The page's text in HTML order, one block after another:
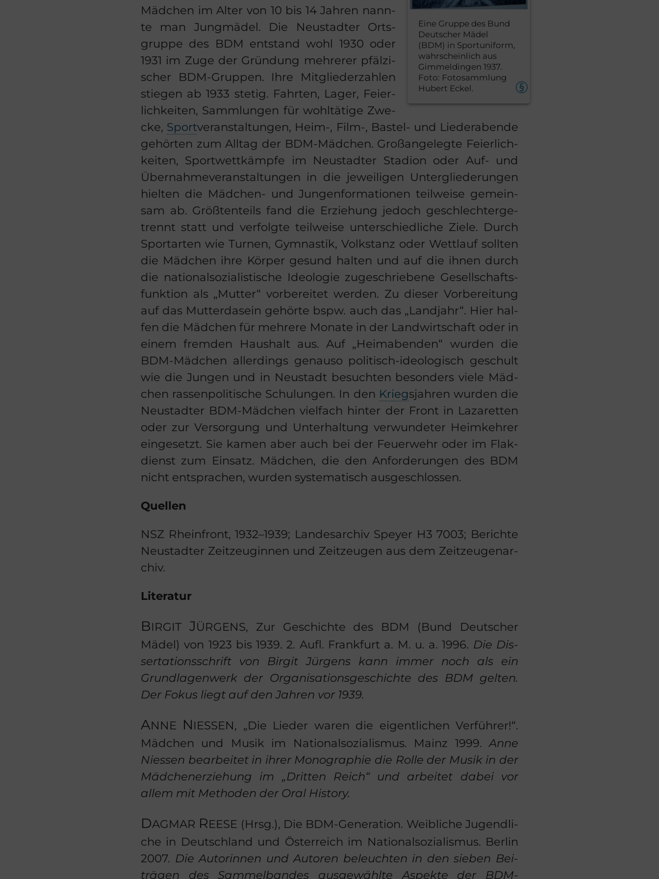
Eine Gruppe des Bund
Deutscher Mädel
(BDM) in Sportuniform,
wahrscheinlich aus
Gimmeldingen 1937.
Foto: Fotosammlung
Hubert Eckel.
Mäd­chen im Alter von 10 bis 14 Jah­ren nann­
te man Jung­mä­del. Die Neu­stad­ter Orts­
grup­pe des BDM ent­stand wohl 1930 oder
1931 im Zuge der Grün­dung meh­re­rer pfäl­zi­
scher BDM-​Gruppen. Ihre Mit­glie­der­zah­len
stie­gen ab 1933 ste­tig. Fahr­ten, Lager, Fei­er­
lich­kei­ten, Samm­lun­gen für wohl­tä­ti­ge Zwe­
cke, Sportver­an­stal­tun­gen, Heim-, Film-, Bastel-​ und Lie­der­aben­de
ge­hör­ten zum All­tag der BDM-​Mädchen. Groß­an­ge­leg­te Fei­er­lich­
kei­ten, Sport­wett­kämp­fe im Neu­stad­ter Sta­di­on oder Auf- und
Über­nah­me­ver­an­stal­tun­gen in die je­wei­li­gen Un­ter­glie­de­run­gen
hiel­ten die Mädchen-​ und Jun­gen­for­ma­tio­nen teil­wei­se ge­mein­
sam ab. Größ­ten­teils fand die Er­zie­hung je­doch ge­schlech­ter­ge­
trennt statt und ver­folg­te teil­wei­se un­ter­schied­li­che Ziele. Durch
Sport­ar­ten wie Tur­nen, Gym­nas­tik, Volks­tanz oder Wett­lauf soll­ten
die Mäd­chen ihre Kör­per ge­sund hal­ten und auf die ihnen durch
die na­tio­nal­so­zia­lis­ti­sche Ideo­lo­gie zu­ge­schrie­be­ne Ge­sell­schafts­
funk­ti­on als „Mut­ter“ vor­be­rei­tet wer­den. Zu die­ser Vor­be­rei­tung
auf das Mut­ter­da­sein ge­hör­te bspw. auch das „Land­jahr“. Hier hal­
fen die Mäd­chen für meh­re­re Mo­na­te in der Land­wirt­schaft oder in
einem frem­den Haus­halt aus. Auf „Heim­aben­den“ wur­den die
BDM-​Mädchen al­ler­dings ge­nau­so politisch-​ideologisch ge­schult
wie die Jun­gen und in Neu­stadt be­such­ten be­son­ders viele Mäd­
chen ras­sen­po­li­ti­sche Schu­lun­gen. In den Kriegsjah­ren wur­den die
Neu­stad­ter BDM-​Mädchen viel­fach hin­ter der Front in La­za­ret­ten
oder zur Ver­sor­gung und Un­ter­hal­tung ver­wun­de­ter Heim­keh­rer
ein­ge­setzt. Sie kamen aber auch bei der Feu­er­wehr oder im Flak­
dienst zum Ein­satz. Mäd­chen, die den An­for­de­run­gen des BDM
nicht ent­spra­chen, wur­den sys­te­ma­tisch aus­ge­schlos­sen.
Quel­len
NSZ Rhein­front, 1932–1939; Lan­des­ar­chiv Spey­er H3 7003; Be­rich­te
Neu­stad­ter Zeit­zeu­gin­nen und Zeit­zeu­gen aus dem Zeit­zeu­gen­ar­
chiv.
Li­te­ra­tur
BIR­GIT JÜR­GENS, Zur Ge­schich­te des BDM (Bund Deut­scher
Mädel) von 1923 bis 1939. 2. Aufl. Frank­furt a. M. u. a. 1996. Die Dis­
ser­ta­ti­ons­schrift von Bir­git Jür­gens kann immer noch als ein
Grund­la­gen­werk der Or­ga­ni­sa­ti­ons­ge­schich­te des BDM gel­ten.
Der Fokus liegt auf den Jah­ren vor 1939.
ANNE NIES­SEN, „Die Lie­der waren die ei­gent­li­chen Ver­füh­rer!“.
Mäd­chen und Musik im Na­tio­nal­so­zia­lis­mus. Mainz 1999.Anne
Nies­sen be­ar­bei­tet in ihrer Mo­no­gra­phie die Rolle der Musik in der
Mäd­chen­er­zie­hung im „Drit­ten Reich“ und ar­bei­tet dabei vor
allem mit Me­tho­den der Oral His­to­ry.
DAG­MAR REESE (Hrsg.), Die BDM-​Generation. Weib­li­che Ju­gend­li­
che in Deutsch­land und Ös­ter­reich im Na­tio­nal­so­zia­lis­mus. Ber­lin
2007. Die Au­torin­nen und Au­toren be­leuch­ten in den sie­ben Bei­
trä­gen des Sam­mel­ban­des aus­ge­wähl­te Aspek­te der BDM-​